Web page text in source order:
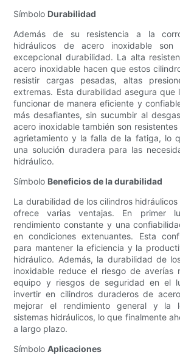
Símbolo Durabilidad
Además de su resistencia a la
hidráulicos de acero inoxidable
excepcional durabilidad. La alta
acero inoxidable hacen que estos
resistir cargas pesadas, altas
extremas. Esta durabilidad asegura que
funcionar de manera eficiente y
más desafiantes, sin sucumbir al
acero inoxidable también son
agrietamiento y la falla de la fatiga, lo
una solución duradera para las
hidráulico.
Símbolo Beneficios de la durabilidad
La durabilidad de los cilindros
ofrece varias ventajas. En primer
rendimiento constante y una
en condiciones extenuantes. Esta
para mantener la eficiencia y la
hidráulico. Además, la durabilidad de
inoxidable reduce el riesgo de averías
equipo y riesgos de seguridad en el
invertir en cilindros duraderos de
mejorar el rendimiento general y la
sistemas hidráulicos, lo que finalmente
a largo plazo.
SímboloAplicaciones